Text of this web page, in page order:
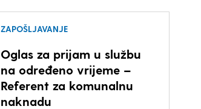
ZAPOŠLJAVANJE
Oglas za prijam u službu
na određeno vrijeme –
Referent za komunalnu
naknadu